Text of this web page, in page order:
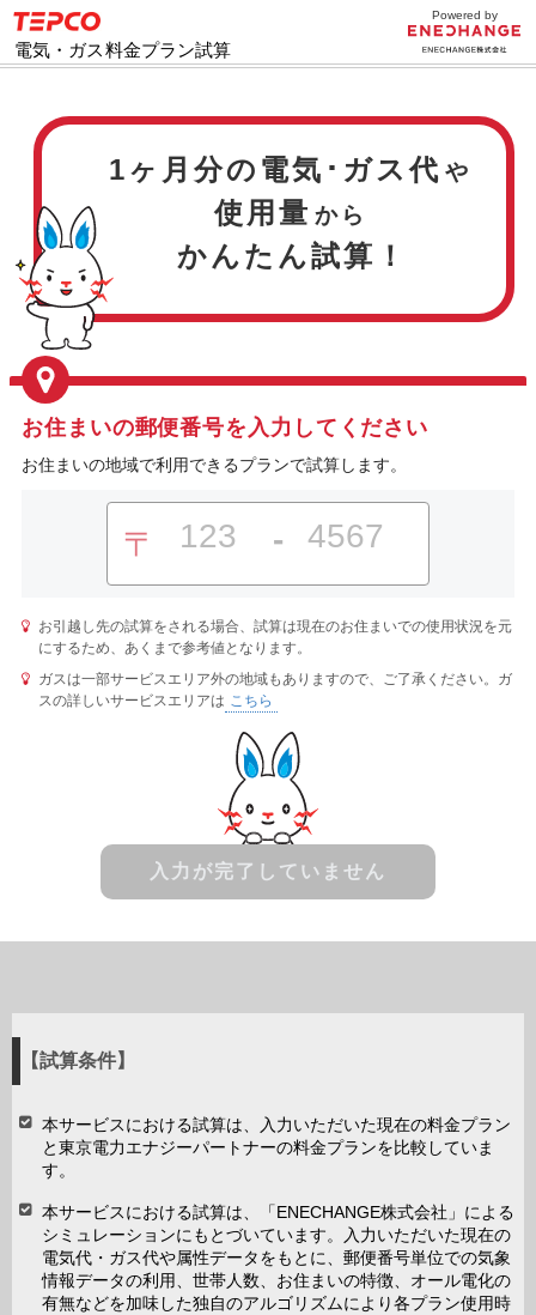
電気・ガス料金プラン試算
Powered by
1ヶ月分の電気･ガス代 や
使用量 から
かんたん試算！
お住まいの郵便番号を入力してください
お住まいの地域で利用できるプランで試算します。
〒 -
お引越し先の試算をされる場合、試算は現在のお住まいでの使用状況を元
にするため、あくまで参考値となります。
ガスは一部サービスエリア外の地域もありますので、ご了承ください。ガ
スの詳しいサービスエリアは こちら
入力が完了していません
試算条件
本サービスにおける試算は、入力いただいた現在の料金プラン
と東京電力エナジーパートナーの料金プランを比較していま
す。
本サービスにおける試算は、「ENECHANGE株式会社」による
シミュレーションにもとづいています。入力いただいた現在の
電気代・ガス代や属性データをもとに、郵便番号単位での気象
情報データの利用、世帯人数、お住まいの特徴、オール電化の
有無などを加味した独自のアルゴリズムにより各プラン使用時